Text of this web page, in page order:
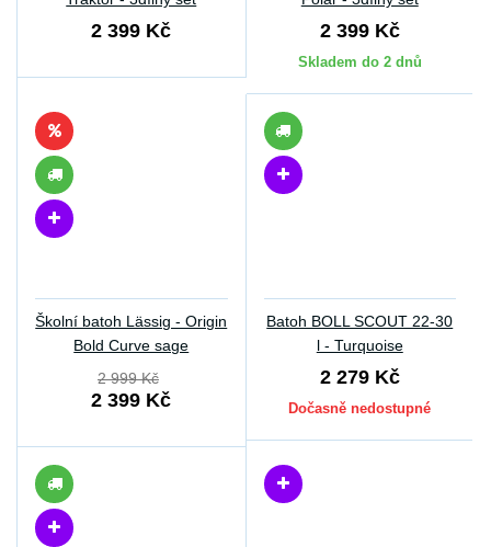
2 399 Kč 2 399 Kč
Skladem do 2 dnů
Školní batoh Lässig - Origin
Bold Curve sage
2 999 Kč
2 399 Kč
Batoh BOLL SCOUT 22-30
l - Turquoise
2 279 Kč
Dočasně nedostupné